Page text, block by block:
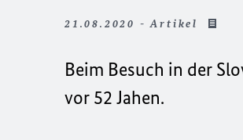
21.08.2020 - Artikel
Beim Besuch in der
vor 52 Jahen.